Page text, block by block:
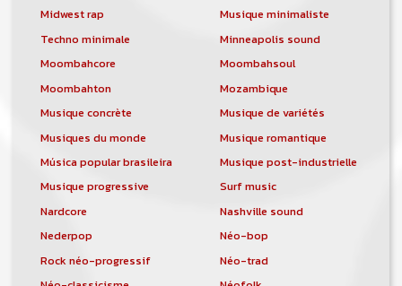
Midwest rap
Musique minimaliste
Techno minimale
Minneapolis sound
Moombahcore
Moombahsoul
Moombahton
Mozambique
Musique concrète
Musique de variétés
Musiques du monde
Musique romantique
Música popular brasileira
Musique post-industrielle
Musique progressive
Surf music
Nardcore
Nashville sound
Nederpop
Néo-bop
Rock néo-progressif
Néo-trad